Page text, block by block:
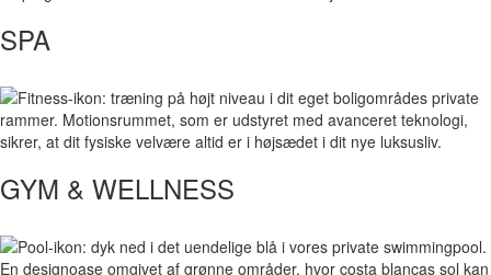
SPA
GYM & WELLNESS